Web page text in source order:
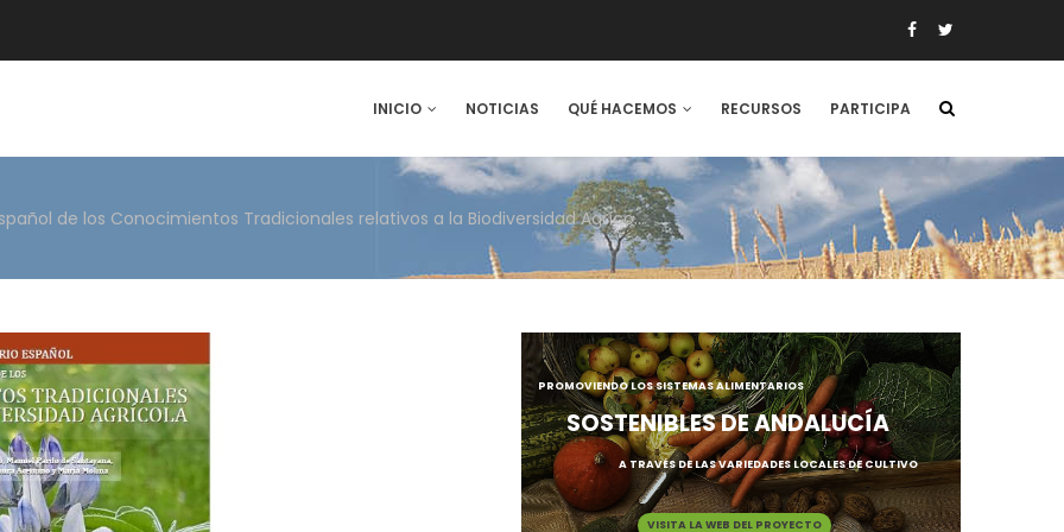
INICIO NOTICIAS QUÉ HACEMOS RECURSOS PARTICIPA
Segunda entrega del Inventario Español de los Conocimientos Tradicionales relativos a la Biodiversidad Agrícola (IECTBA)
PROMOVIENDO LOS SISTEMAS ALIMENTARIOS
SOSTENIBLES DE ANDALUCÍA
A TRAVÉS DE LAS VARIEDADES LOCALES DE CULTIVO
VISITA LA WEB DEL PROYECTO